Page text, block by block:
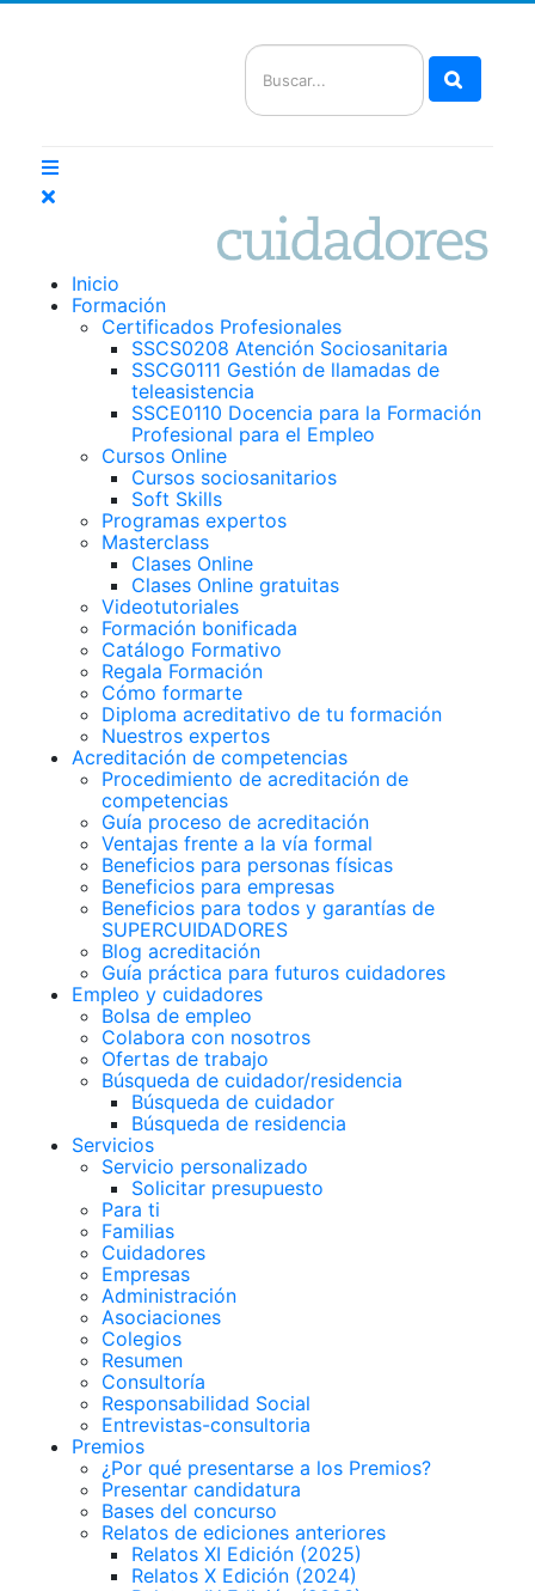
Inicio
Formación
Certificados Profesionales
SSCS0208 Atención Sociosanitaria
SSCG0111 Gestión de llamadas de
teleasistencia
SSCE0110 Docencia para la Formación
Profesional para el Empleo
Cursos Online
Cursos sociosanitarios
Soft Skills
Programas expertos
Masterclass
Clases Online
Clases Online gratuitas
Videotutoriales
Formación bonificada
Catálogo Formativo
Regala Formación
Cómo formarte
Diploma acreditativo de tu formación
Nuestros expertos
Acreditación de competencias
Procedimiento de acreditación de
competencias
Guía proceso de acreditación
Ventajas frente a la vía formal
Beneficios para personas físicas
Beneficios para empresas
Beneficios para todos y garantías de
SUPERCUIDADORES
Blog acreditación
Guía práctica para futuros cuidadores
Empleo y cuidadores
Bolsa de empleo
Colabora con nosotros
Ofertas de trabajo
Búsqueda de cuidador/residencia
Búsqueda de cuidador
Búsqueda de residencia
Servicios
Servicio personalizado
Solicitar presupuesto
Para ti
Familias
Cuidadores
Empresas
Administración
Asociaciones
Colegios
Resumen
Consultoría
Responsabilidad Social
Entrevistas-consultoria
Premios
¿Por qué presentarse a los Premios?
Presentar candidatura
Bases del concurso
Relatos de ediciones anteriores
Relatos XI Edición (2025)
Relatos X Edición (2024)